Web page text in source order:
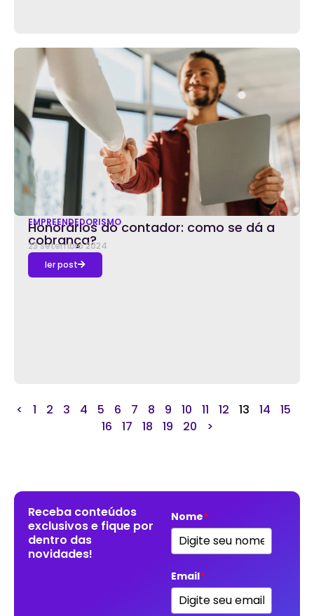
EMPREENDEDORISMO
Honorários do contador: como se dá a
cobrança?
23 setembro 2024
ler post
< 1 2 3 4 5 6 7 8 9 10 11 12 13 14
15
16
17 18 19 20 >
Receba conteúdos
exclusivos e fique por
dentro das
novidades!
Nome*
Email*